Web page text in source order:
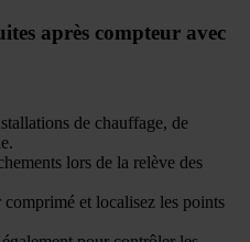
après compteur avec
de chauffage, de
lors de la relève des
et localisez les points